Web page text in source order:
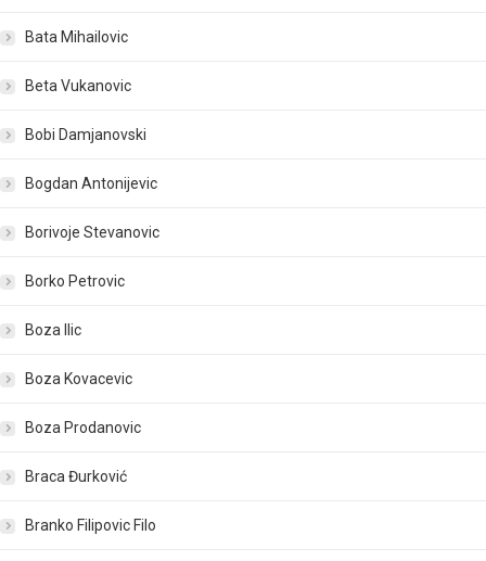
Bata Mihailovic
Beta Vukanovic
Bobi Damjanovski
Bogdan Antonijevic
Borivoje Stevanovic
Borko Petrovic
Boza Ilic
Boza Kovacevic
Boza Prodanovic
Braca Đurković
Branko Filipovic Filo